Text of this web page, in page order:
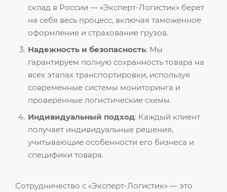
склад в России — «Эксперт-Логистик» берет
на себя весь процесс, включая таможенное
оформление и страхование грузов.
Надежность и безопасность: Мы
гарантируем полную сохранность товара на
всех этапах транспортировки, используя
современные системы мониторинга и
проверенные логистические схемы.
Индивидуальный подход: Каждый клиент
получает индивидуальные решения,
учитывающие особенности его бизнеса и
специфики товара.
Сотрудничество с «Эксперт-Логистик» — это